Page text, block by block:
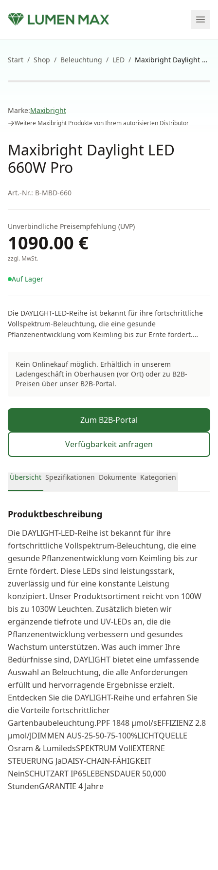
Start / Shop / Beleuchtung / LED / Maxibright Daylight LED 660W Pro
Marke:Maxibright
Weitere Maxibright Produkte von Ihrem autorisierten Distributor
Maxibright Daylight LED
660W Pro
Art.-Nr.: B-MBD-660
Unverbindliche Preisempfehlung (UVP)
1090.00 €
zzgl. MwSt.
Auf Lager
Die DAYLIGHT-LED-Reihe ist bekannt für ihre fortschrittliche
Vollspektrum-Beleuchtung, die eine gesunde
Pflanzenentwicklung vom Keimling bis zur Ernte fördert.
von 100W bis zu 1030W Leuchten. Zusätzlich bieten wir
ergänzende tiefrote und UV-LEDs an, die die
Pflanzenentwicklung verbessern und gesundes Wachstum
DAYLIGHT bietet eine umfassende Auswahl an Beleuchtung,
die alle Anforderungen erfüllt und hervorragende
Ergebnisse erzielt. Entdecken Sie die DAYLIGHT-Reihe und
erfahren Sie die Vorteile fortschrittlicher
Gartenbaubeleuchtung.PPF 1848 μmol/sEFFIZIENZ 2.8
LumiledsSPEKTRUM VollEXTERNE STEUERUNG JaDAISY-
CHAIN-FÄHIGKEIT NeinSCHUTZART IP65LEBENSDAUER 50,000
Kein Onlinekauf möglich. Erhältlich in unserem
Ladengeschäft in Oberhausen (vor Ort) oder zu B2B-
Preisen über unser B2B-Portal.
Zum B2B-Portal
Verfügbarkeit anfragen
Übersicht Spezifikationen Dokumente Kategorien
Produktbeschreibung
Die DAYLIGHT-LED-Reihe ist bekannt für ihre
fortschrittliche Vollspektrum-Beleuchtung, die eine
gesunde Pflanzenentwicklung vom Keimling bis zur
Ernte fördert. Diese LEDs sind leistungsstark,
zuverlässig und für eine konstante Leistung
konzipiert. Unser Produktsortiment reicht von 100W
bis zu 1030W Leuchten. Zusätzlich bieten wir
ergänzende tiefrote und UV-LEDs an, die die
Pflanzenentwicklung verbessern und gesundes
Wachstum unterstützen. Was auch immer Ihre
Bedürfnisse sind, DAYLIGHT bietet eine umfassende
Auswahl an Beleuchtung, die alle Anforderungen
erfüllt und hervorragende Ergebnisse erzielt.
Entdecken Sie die DAYLIGHT-Reihe und erfahren Sie
die Vorteile fortschrittlicher
Gartenbaubeleuchtung.PPF 1848 μmol/sEFFIZIENZ 2.8
μmol/JDIMMEN AUS-25-50-75-100%LICHTQUELLE
Osram & LumiledsSPEKTRUM VollEXTERNE
STEUERUNG JaDAISY-CHAIN-FÄHIGKEIT
NeinSCHUTZART IP65LEBENSDAUER 50,000
StundenGARANTIE 4 Jahre